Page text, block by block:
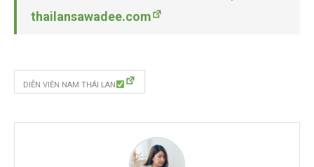
thailansawadee.com
DIỄN VIÊN NAM THÁI LAN